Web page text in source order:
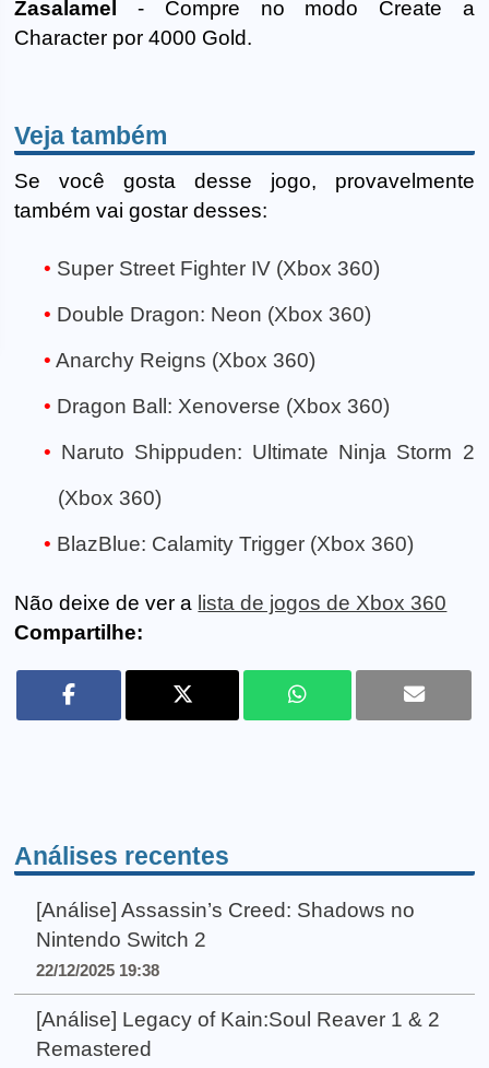
Zasalamel
- Compre no modo Create a
Character por 4000 Gold.
Veja também
Se você gosta desse jogo, provavelmente
também vai gostar desses:
Super Street Fighter IV (Xbox 360)
Double Dragon: Neon (Xbox 360)
Anarchy Reigns (Xbox 360)
Dragon Ball: Xenoverse (Xbox 360)
Naruto Shippuden: Ultimate Ninja Storm 2
(Xbox 360)
BlazBlue: Calamity Trigger (Xbox 360)
Não deixe de ver a lista de jogos de Xbox 360
Compartilhe:
Análises recentes
[Análise] Assassin’s Creed: Shadows no
Nintendo Switch 2
22/12/2025 19:38
[Análise] Legacy of Kain:Soul Reaver 1 & 2
Remastered